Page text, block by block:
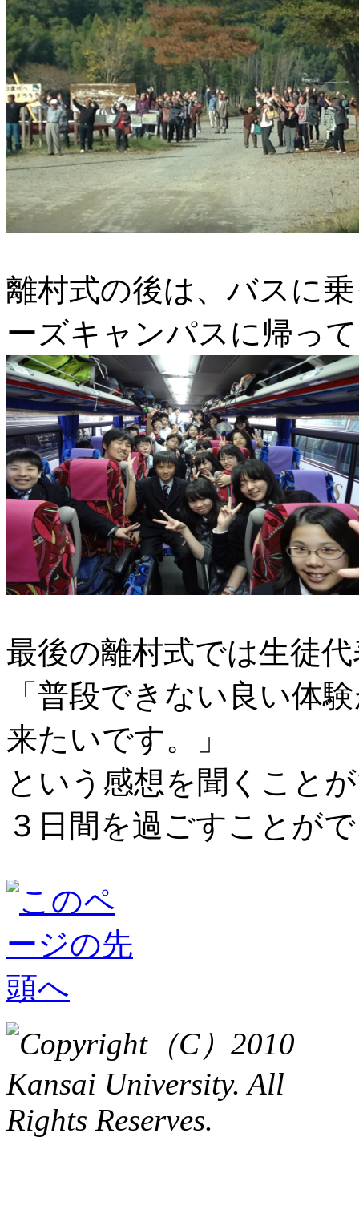
離村式の後は、バスに
ーズキャンパスに帰っ
最後の離村式では生徒
「普段できない良い体
来たいです。」
という感想を聞くこと
３日間を過ごすことが